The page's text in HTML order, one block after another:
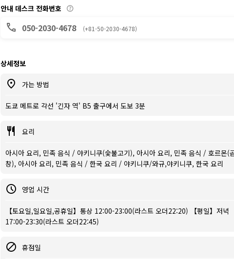
안내 데스크 전화번호
050-2030-4678 (+81-50-2030-4678)
상세정보
가는 방법
도쿄 메트로 각선 '긴자 역' B5 출구에서 도보 3분
요리
아시아 요리, 민족 음식 / 야키니쿠(숯불고기), 아시아 요리, 민족 음식 / 호르몬(
창), 아시아 요리, 민족 음식 / 한국 요리 / 야키니쿠/와규,야키니쿠, 한국 요리
영업 시간
【토요일,일요일,공휴일】통상 12:00-23:00(라스트 오더22:20) 【평일】저녁
17:00-23:30(라스트 오더22:45)
휴점일